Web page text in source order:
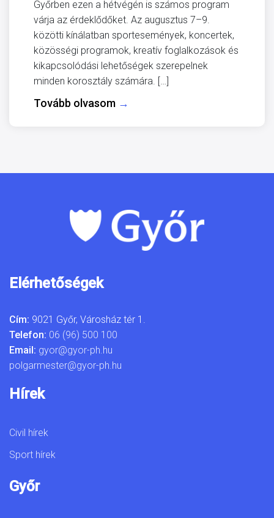
Győrben ezen a hétvégén is számos program
várja az érdeklődőket. Az augusztus 7–9.
közötti kínálatban sportesemények, koncertek,
közösségi programok, kreatív foglalkozások és
kikapcsolódási lehetőségek szerepelnek
minden korosztály számára. […]
Tovább olvasom →
Elérhetőségek
Cím: 9021 Győr, Városház tér 1.
Telefon: 06 (96) 500 100
Email: gyor@gyor-ph.hu
polgarmester@gyor-ph.hu
Hírek
Civil hírek
Sport hírek
Győr